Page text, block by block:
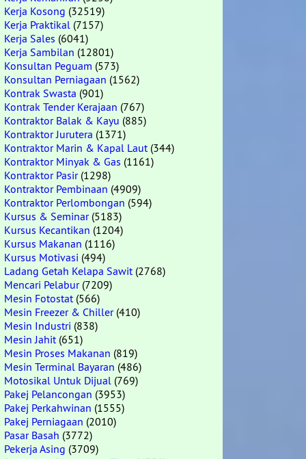
Kerja Kosong (32519)
Kerja Praktikal (7157)
Kerja Sales (6041)
Kerja Sambilan (12801)
Konsultan Peguam (573)
Konsultan Perniagaan (1562)
Kontrak Swasta (901)
Kontrak Tender Kerajaan (767)
Kontraktor Balak & Kayu (885)
Kontraktor Jurutera (1371)
Kontraktor Marin & Kapal Laut(344)
Kontraktor Minyak & Gas (1161)
Kontraktor Pasir(1298)
Kontraktor Pembinaan (4909)
Kontraktor Perlombongan (594)
Kursus & Seminar(5183)
Kursus Kecantikan (1204)
Kursus Makanan (1116)
Kursus Motivasi (494)
Ladang Getah Kelapa Sawit(2768)
Mencari Pelabur(7209)
Mesin Fotostat(566)
Mesin Freezer & Chiller(410)
Mesin Industri (838)
Mesin Jahit(651)
Mesin Proses Makanan (819)
Mesin Terminal Bayaran (486)
Motosikal Untuk Dijual (769)
Pakej Pelancongan (3953)
Pakej Perkahwinan (1555)
Pakej Perniagaan (2010)
Pasar Basah (3772)
Pekerja Asing (3709)